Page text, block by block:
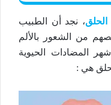
الحلق، نجد أن الطبيب
من الشعور بالألم
المضادات الحيوية
هي :